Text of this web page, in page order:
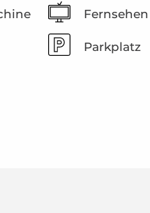
Fernsehen
Parkplatz